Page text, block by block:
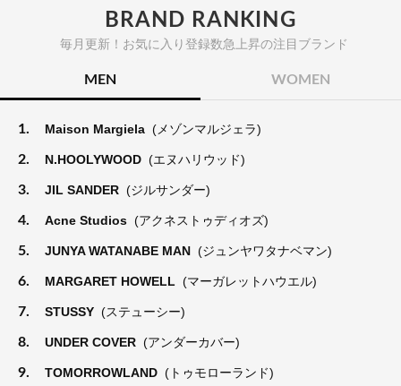
BRAND RANKING
毎月更新！お気に入り登録数急上昇の注目ブランド
MEN WOMEN
1. Maison Margiela (メゾンマルジェラ)
2. N.HOOLYWOOD (エヌハリウッド)
3. JIL SANDER (ジルサンダー)
4. Acne Studios (アクネストゥディオズ)
5. JUNYA WATANABE MAN (ジュンヤワタナベマン)
6. MARGARET HOWELL (マーガレットハウエル)
7. STUSSY (ステューシー)
8. UNDER COVER (アンダーカバー)
9. TOMORROWLAND (トゥモローランド)